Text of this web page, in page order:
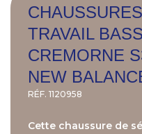
TRAVAIL
CREMORNE
NEW
RÉF. 1120958
Cette chaussure de